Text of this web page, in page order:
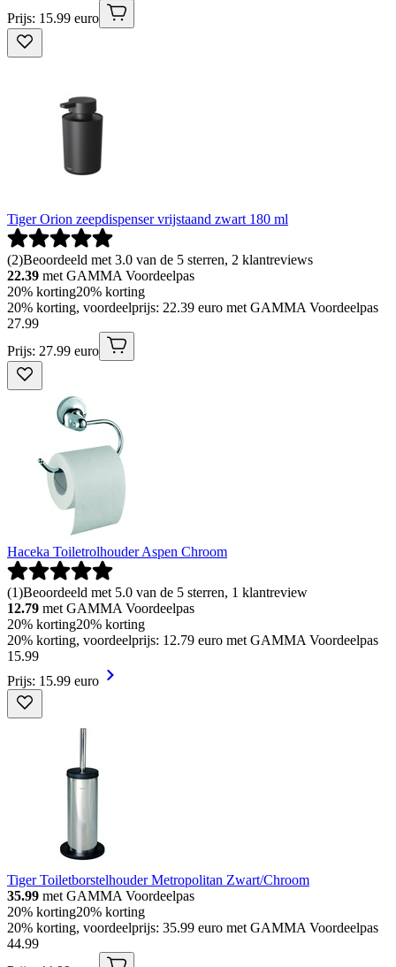
Prijs: 15.99 euro
Tiger Orion zeepdispenser vrijstaand zwart 180 ml
(2)Beoordeeld met 3.0 van de 5 sterren, 2 klantreviews
22.39 met GAMMA Voordeelpas
20% korting20% korting
20% korting, voordeelprijs: 22.39 euro met GAMMA Voordeelpas
27.99
Prijs: 27.99 euro
Haceka Toiletrolhouder Aspen Chroom
(1)Beoordeeld met 5.0 van de 5 sterren, 1 klantreview
12.79 met GAMMA Voordeelpas
20% korting20% korting
20% korting, voordeelprijs: 12.79 euro met GAMMA Voordeelpas
15.99
Prijs: 15.99 euro
Tiger Toiletborstelhouder Metropolitan Zwart/Chroom
35.99 met GAMMA Voordeelpas
20% korting20% korting
20% korting, voordeelprijs: 35.99 euro met GAMMA Voordeelpas
44.99